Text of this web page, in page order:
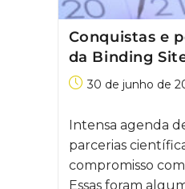
Conquistas e
da Binding
30 de junho de
Intensa agenda
parcerias
compromisso
Essas foram